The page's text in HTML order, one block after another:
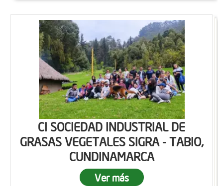
CI SOCIEDAD INDUSTRIAL DE
GRASAS VEGETALES SIGRA - TABIO,
CUNDINAMARCA
Ver más